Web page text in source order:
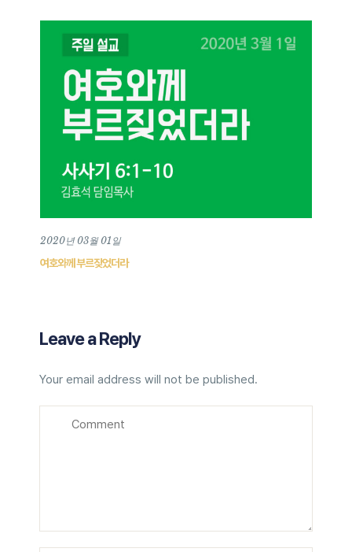
2020년 03월 01일
여호와께 부르짖었더라
Leave a Reply
Your email address will not be published.